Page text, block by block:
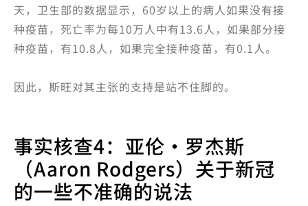
天，卫生部的数据显示，60岁以上的病人如果没有接
种疫苗，死亡率为每10万人中有13.6人，如果部分接
种疫苗，有10.8人，如果完全接种疫苗，有0.1人。
因此，斯旺对其主张的支持是站不住脚的。
事实核查4：亚伦·罗杰斯
（Aaron Rodgers）关于新冠
的一些不准确的说法